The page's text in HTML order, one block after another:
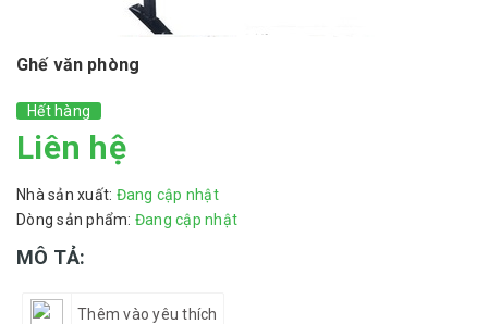
Ghế văn phòng
Hết hàng
Liên hệ
Nhà sản xuất: Đang cập nhật
Dòng sản phẩm: Đang cập nhật
MÔ TẢ:
Thêm vào yêu thích